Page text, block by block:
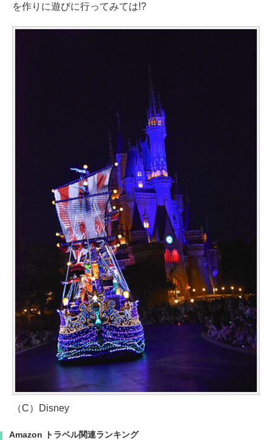
を作りに遊びに行ってみては!?
（C）Disney
Amazon トラベル関連ランキング